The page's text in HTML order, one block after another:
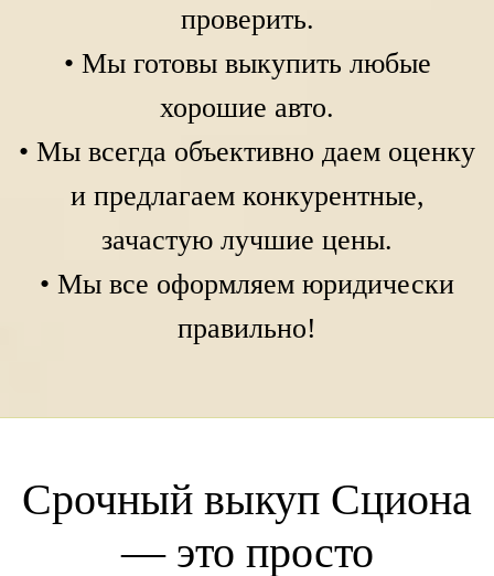
проверить.
• Мы готовы выкупить любые
хорошие авто.
• Мы всегда объективно даем оценку
и предлагаем конкурентные,
зачастую лучшие цены.
• Мы все оформляем юридически
правильно!
Срочный выкуп Сциона
— это просто